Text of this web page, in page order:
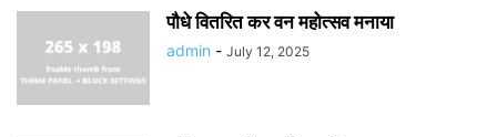
पौधे वितरित कर वन महोत्सव मनाया
admin - July 12, 2025